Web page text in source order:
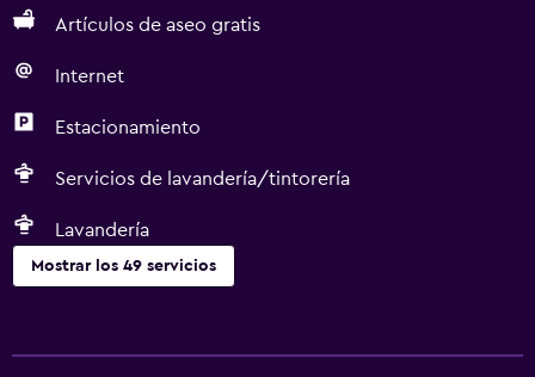
Artículos de aseo gratis
Internet
Estacionamiento
Servicios de lavandería/tintorería
Lavandería
Mostrar los 49 servicios
Wifi gratis